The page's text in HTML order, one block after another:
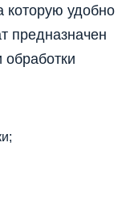
которую удобно
предназначен